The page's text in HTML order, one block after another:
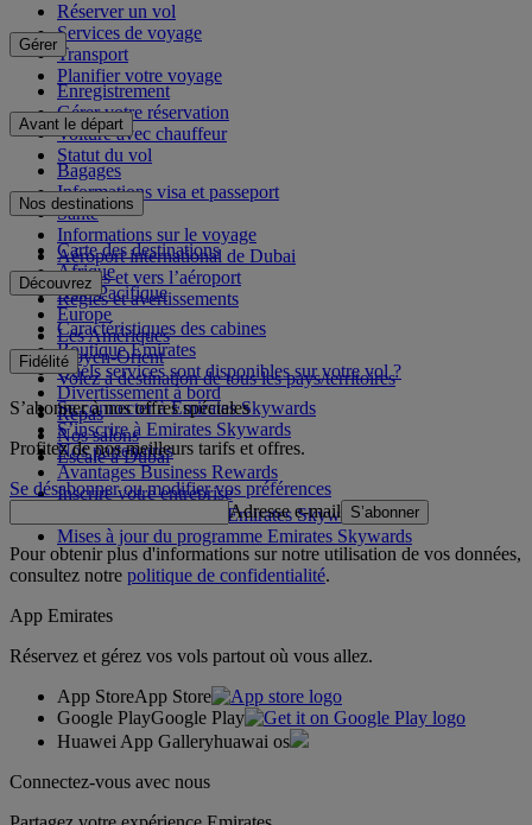
Réserver un vol
Services de voyage
Transport
Planifier votre voyage
Gérer
Enregistrement
Gérer votre réservation
Voiture avec chauffeur
Statut du vol
Avant le départ
Bagages
Informations visa et passeport
Santé
Informations sur le voyage
Aéroport international de Dubai
Depuis et vers l’aéroport
Règles et avertissements
Nos destinations
Carte des destinations
Afrique
Asie-Pacifique
Europe
Les Amériques
Moyen-Orient
Volez à destination de tous les pays/territoires
Découvrez
Caractéristiques des cabines
Boutique Emirates
Quels services sont disponibles sur votre vol ?
Divertissement à bord
Repas
Nos salons
Escale à Dubai
Fidélité
Se connecter à Emirates Skywards
S’inscrire à Emirates Skywards
Nos partenaires
Avantages Business Rewards
Inscrire votre entreprise
Règles du programme Emirates Skywards
Mises à jour du programme Emirates Skywards
S’abonner à nos offres spéciales
Profitez de nos meilleurs tarifs et offres.
Se désabonner ou modifier vos préférences
Adresse e-mail S’abonner
Pour obtenir plus d'informations sur notre utilisation de vos données,
consultez notre politique de confidentialité.
App Emirates
Réservez et gérez vos vols partout où vous allez.
App StoreApp Store
Google PlayGoogle Play
Huawei App Galleryhuawai os
Connectez-vous avec nous